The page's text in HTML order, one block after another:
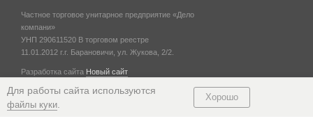
Частное торговое унитарное предприятие «Дело
компани»
УНП 290611520 В торговом реестре
11.01.2012 г. г. Барановичи, ул. Жукова, 2/2.
Разработка сайта Новый сайт
Для работы сайта используются
файлы куки
Хорошо